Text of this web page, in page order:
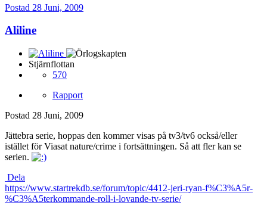
Postad 28 Juni, 2009
Aliline
Stjärnflottan
570
Rapport
Postad 28 Juni, 2009
Jättebra serie, hoppas den kommer visas på tv3/tv6 också/eller
istället för Viasat nature/crime i fortsättningen. Så att fler kan se
serien.
Dela
https://www.startrekdb.se/forum/topic/4412-jeri-ryan-f%C3%A5r-
%C3%A5terkommande-roll-i-lovande-tv-serie/